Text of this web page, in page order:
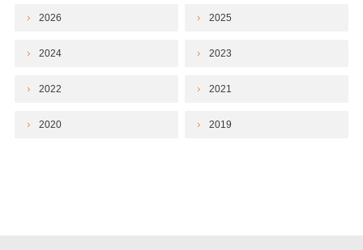
2026 2025
2024 2023
2022 2021
2020 2019